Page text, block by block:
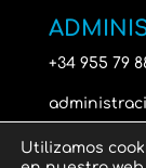
+34 955 79
Utilizamos